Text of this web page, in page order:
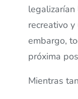
recreativo
embargo,
próxima
Mientras